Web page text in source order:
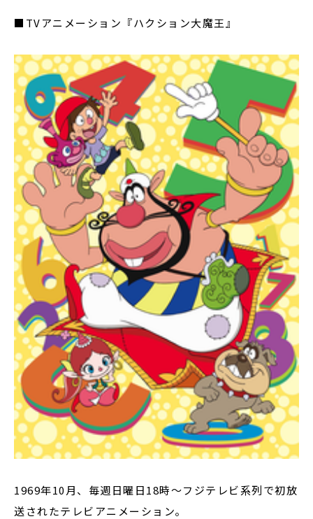
■TVアニメーション『ハクション大魔王』
1969年10月、毎週日曜日18時～フジテレビ系列で初放
送されたテレビアニメーション。